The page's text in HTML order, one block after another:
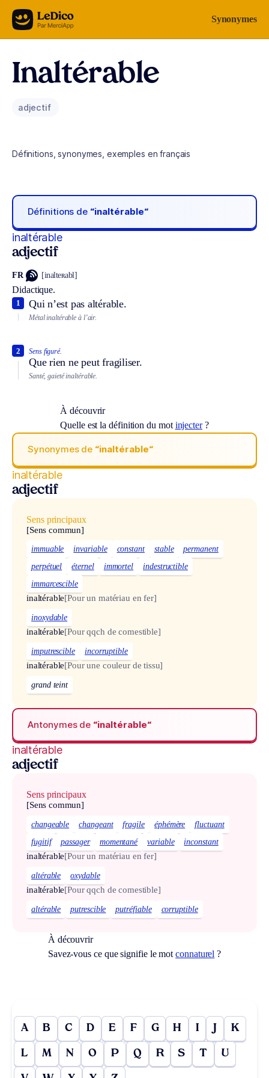
Aller au contenu Synonymes
Inaltérable
adjectif
Définitions, synonymes, exemples en français
Définitions de “inaltérable“
inaltérable
adjectif
FR [inalteʀabl]
Didactique.
Qui n’est pas altérable.
1
Métal inaltérable à l’air.
Sens figuré.
Que rien ne peut fragiliser.
2
Santé, gaieté inaltérable.
À découvrir
Quelle est la définition du mot injecter?
Synonymes de “inaltérable“
inaltérable
adjectif
Sens principaux
[Sens commun]
immuable invariable constant stable
permanent
perpétuel
éternel immortel
indestructible
immarcescible
inaltérable[Pour un matériau en fer]
inoxydable
inaltérable[Pour qqch de comestible]
imputrescible incorruptible
inaltérable[Pour une couleur de tissu]
grand teint
Antonymes de “inaltérable“
inaltérable
adjectif
Sens principaux
[Sens commun]
changeable changeant fragile éphémère
fluctuant
fugitif
passager momentané variable inconstant
inaltérable[Pour un matériau en fer]
altérable oxydable
inaltérable[Pour qqch de comestible]
altérable putrescible putréfiable corruptible
À découvrir
Savez-vous ce que signifie le motconnaturel ?
A B C D E F G H I J K
L M N O P Q R S T U